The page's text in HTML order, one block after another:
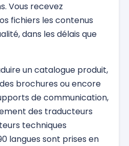
Vous recevez
fichiers les contenus
dans les délais que
un catalogue produit,
brochures ou encore
de communication,
des traducteurs
techniques
langues sont prises en